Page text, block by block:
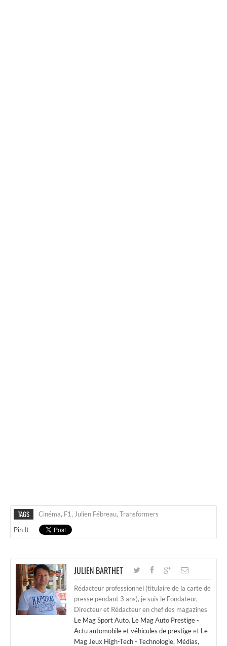
TAGS Cinéma, F1, Julien Fébreau, Transformers
Pin It
JULIEN BARTHET
Rédacteur professionnel (titulaire de la carte de
presse pendant 3 ans), je suis le Fondateur,
Directeur et Rédacteur en chef des magazines
Le Mag Sport Auto, Le Mag Auto Prestige -
Actu automobile et véhicules de prestigeet Le
Mag Jeux High-Tech - Technologie, Médias,